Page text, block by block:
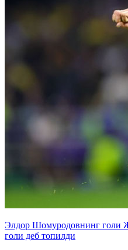
Элдор Шомуродовнинг голи
голи деб топилди